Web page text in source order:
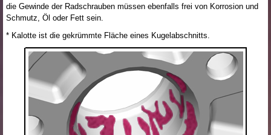
die Gewinde der Radschrauben müssen ebenfalls frei von Korrosion und
Schmutz, Öl oder Fett sein.
* Kalotte ist die gekrümmte Fläche eines Kugelabschnitts.